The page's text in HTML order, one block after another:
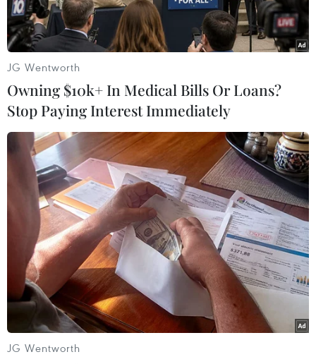
TP. Đà Nẵng
Khánh Hòa
Naver và NVIDIA tăng tốc
xây dựng “Nhà máy AI,”
hướng tới doanh thu từ
năm 2027
07/08/2026 13:01
APIE Camp 2026: Kết nối
sinh viên Việt Nam với
cộng đồng Internet quốc
07/08/2026 12:04
JG Wentworth
Owning $10k+ In Medical Bills Or Loans?
Stop Paying Interest Immediately
JG Wentworth